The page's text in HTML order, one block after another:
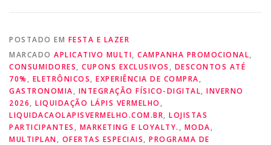
POSTADO EM FESTA E LAZER
MARCADO APLICATIVO MULTI, CAMPANHA PROMOCIONAL,
CONSUMIDORES, CUPONS EXCLUSIVOS , DESCONTOS ATÉ
70% , ELETRÔNICOS, EXPERIÊNCIA DE COMPRA,
GASTRONOMIA, INTEGRAÇÃO FÍSICO-DIGITAL, INVERNO
2026, LIQUIDAÇÃO LÁPIS VERMELHO ,
LIQUIDACAOLAPISVERMELHO.COM.BR, LOJISTAS
PARTICIPANTES , MARKETING E LOYALTY. , MODA,
MULTIPLAN, OFERTAS ESPECIAIS, PROGRAMA DE